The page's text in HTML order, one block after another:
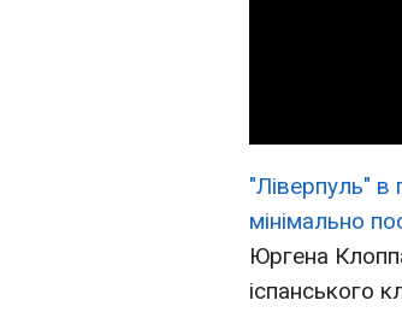
"Ліверпуль" в
мінімально
Юргена
іспанського